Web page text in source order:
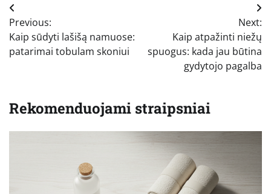
Navigacija
tarp
įrašų
Previous:
Kaip sūdyti lašišą namuose:
patarimai tobulam skoniui
Next:
Kaip atpažinti niežų
spuogus: kada jau būtina
gydytojo pagalba
Rekomenduojami straipsniai